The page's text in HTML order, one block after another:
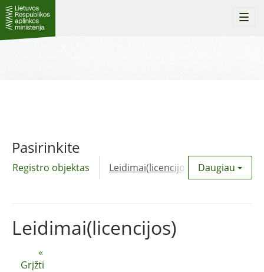
Pasirinkite
Registro objektas Leidimai(licencijos) Daugiau
«
Grįžti
Leidimai(licencijos)